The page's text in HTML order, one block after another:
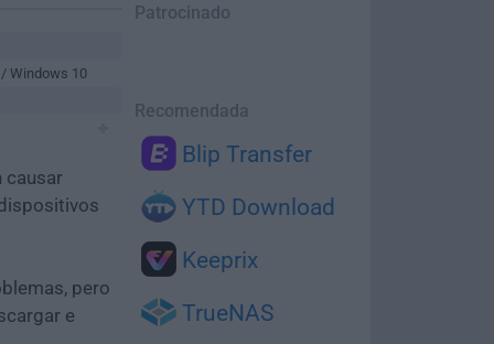
Patrocinado
Recomendada
Blip Transfer
YTD Download
Keeprix
TrueNAS
Windows 10
causar
pero
e